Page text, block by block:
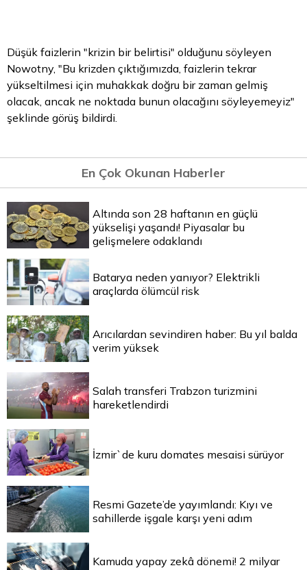
Düşük faizlerin "krizin bir belirtisi" olduğunu söyleyen
Nowotny, "Bu krizden çıktığımızda, faizlerin tekrar
yükseltilmesi için muhakkak doğru bir zaman gelmiş
olacak, ancak ne noktada bunun olacağını söyleyemeyiz"
şeklinde görüş bildirdi.
En Çok Okunan Haberler
Altında son 28 haftanın en güçlü
yükselişi yaşandı! Piyasalar bu
gelişmelere odaklandı
Batarya neden yanıyor? Elektrikli
araçlarda ölümcül risk
Arıcılardan sevindiren haber: Bu yıl balda
verim yüksek
Salah transferi Trabzon turizmini
hareketlendirdi
İzmir`de kuru domates mesaisi sürüyor
Resmi Gazete’de yayımlandı: Kıyı ve
sahillerde işgale karşı yeni adım
Kamuda yapay zekâ dönemi! 2 milyar